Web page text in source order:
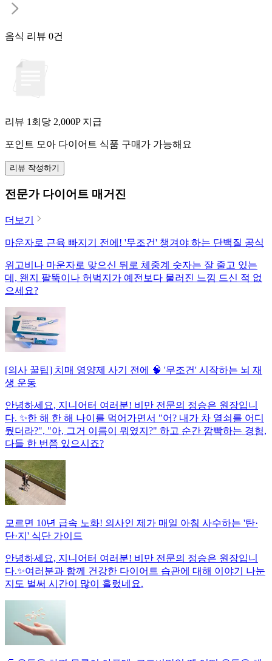
음식 리뷰 0건
리뷰 1회당 2,000P 지급
포인트 모아 다이어트 식품 구매가 가능해요
리뷰 작성하기
전문가 다이어트 매거진
더보기
마운자로 근육 빠지기 전에! '무조건' 챙겨야 하는 단백질 공식
위고비나 마운자로 맞으신 뒤로 체중계 숫자는 잘 줄고 있는
데, 왠지 팔뚝이나 허벅지가 예전보다 물러진 느낌 드신 적 없
으세요?
[의사 꿀팁] 치매 영양제 사기 전에 🧠 '무조건' 시작하는 뇌 재
생 운동
안녕하세요, 지니어터 여러분! 비만 전문의 정승은 원장입니
다. ✨한 해 한 해 나이를 먹어가면서 "어? 내가 차 열쇠를 어디
뒀더라?", "아, 그거 이름이 뭐였지?" 하고 순간 깜빡하는 경험,
다들 한 번쯤 있으시죠?
모르면 10년 급속 노화! 의사인 제가 매일 아침 사수하는 '탄·
단·지' 식단 가이드
안녕하세요, 지니어터 여러분! 비만 전문의 정승은 원장입니
다.✨여러분과 함께 건강한 다이어트 습관에 대해 이야기 나눈
지도 벌써 시간이 많이 흘렀네요.